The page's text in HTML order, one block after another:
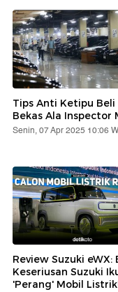
Tips Anti Ketipu Beli
Bekas Ala Inspector
Senin, 07 Apr 2025 10:06
Review Suzuki eWX:
Keseriusan Suzuki
'Perang' Mobil